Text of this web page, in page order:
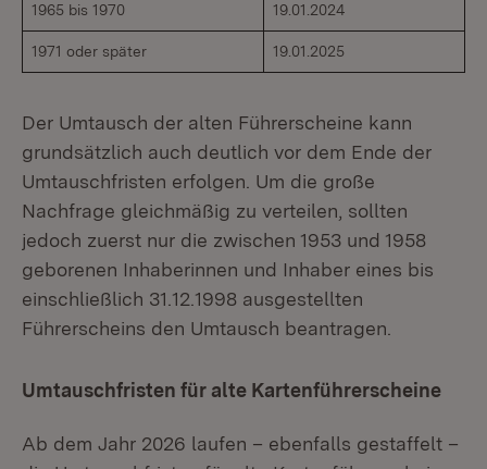
1965 bis 1970 19.01.2024
1971 oder später 19.01.2025
Der Umtausch der alten Führerscheine kann
grundsätzlich auch deutlich vor dem Ende der
Umtauschfristen erfolgen. Um die große
Nachfrage gleichmäßig zu verteilen, sollten
jedoch zuerst nur die zwischen 1953 und 1958
geborenen Inhaberinnen und Inhaber eines bis
einschließlich 31.12.1998 ausgestellten
Führerscheins den Umtausch beantragen.
Umtauschfristen für alte Kartenführerscheine
Ab dem Jahr 2026 laufen – ebenfalls gestaffelt –